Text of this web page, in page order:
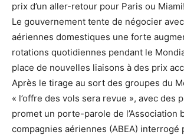
prix d’un aller-retour pour Paris ou Miami!
Le gouvernement tente de négocier
aériennes domestiques une forte
rotations quotidiennes pendant le
place de nouvelles liaisons à des prix
Après le tirage au sort des groupes du
« l’offre des vols sera revue », avec des
promet un porte-parole de l’Association
compagnies aériennes (ABEA) interrogé